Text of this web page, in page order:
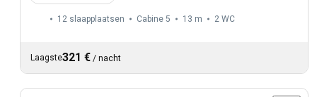
12 slaapplaatsen Cabine 5 13 m 2 WC
Laagste321 € / nacht